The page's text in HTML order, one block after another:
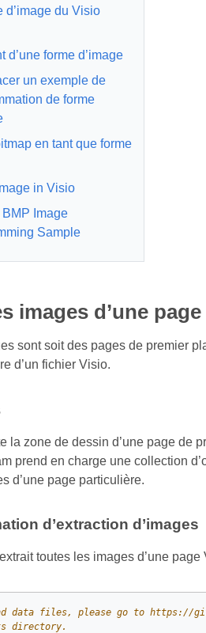
d’image du Visio
d’une forme d’image
un exemple de
de forme
en tant que forme
in Visio
BMP Image
Sample
images d’une
sont soit des pages de premier
d’un fichier Visio.
la zone de dessin d’une page de
prend en charge une collection
d’une page particulière.
d’extraction d’images
toutes les images d’une
data files, please go to https://
directory.